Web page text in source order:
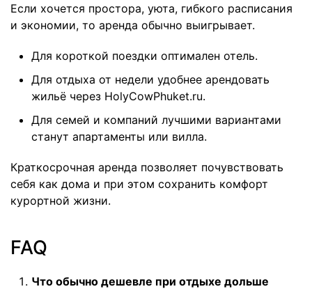
Если хочется простора, уюта, гибкого расписания
и экономии, то аренда обычно выигрывает.
Для короткой поездки оптимален отель.
Для отдыха от недели удобнее арендовать
жильё через HolyCowPhuket.ru.
Для семей и компаний лучшими вариантами
станут апартаменты или вилла.
Краткосрочная аренда позволяет почувствовать
себя как дома и при этом сохранить комфорт
курортной жизни.
FAQ
Что обычно дешевле при отдыхе дольше